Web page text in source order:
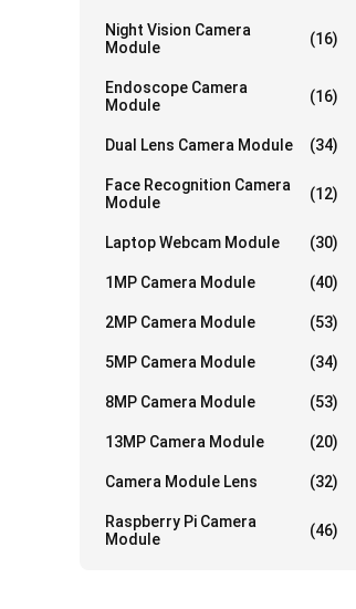
Night Vision Camera
Module
(16)
Endoscope Camera
Module
(16)
Dual Lens Camera Module (34)
Face Recognition Camera
Module
(12)
Laptop Webcam Module (30)
1MP Camera Module (40)
2MP Camera Module (53)
5MP Camera Module (34)
8MP Camera Module (53)
13MP Camera Module (20)
Camera Module Lens (32)
Raspberry Pi Camera
Module
(46)